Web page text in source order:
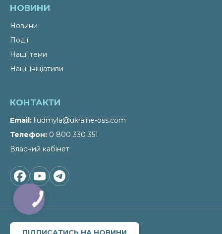
НОВИНИ
Новини
Події
Наші теми
Наші ініціативи
КОНТАКТИ
Email
liudmyla@ukraine-oss.com
Телефон 0 800 330 351
Власний кабінет